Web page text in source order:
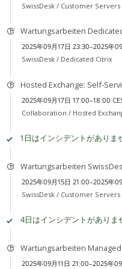
SwissDesk / Customer
Wartungsarbeiten
2025年09月17日 23:30–2025年
SwissDesk / Dedicated Citrix
Hosted Exchange: Self-
2025年09月17日 17:00–18:00
Collaboration / Hosted
1日はインシデントがありま
Wartungsarbeiten
2025年09月15日 21:00–2025年
SwissDesk / Customer Servers
4日はインシデントがありま
Wartungsarbeiten
2025年09月11日 21:00–2025年